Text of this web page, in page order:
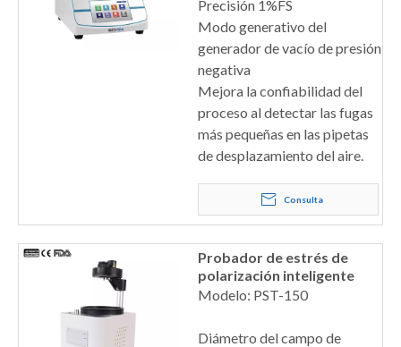
Precisión 1%FS
Modo generativo del
generador de vacío de presión
negativa
Mejora la confiabilidad del
proceso al detectar las fugas
más pequeñas en las pipetas
de desplazamiento del aire.
Consulta
Probador de estrés de
polarización inteligente
Modelo: PST-150
Diámetro del campo de